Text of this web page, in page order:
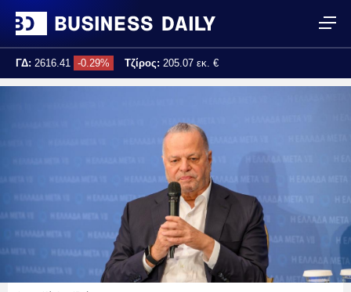
ΓΔ: 2616.41 -0.29% Τζίρος: 205.07 εκ. €